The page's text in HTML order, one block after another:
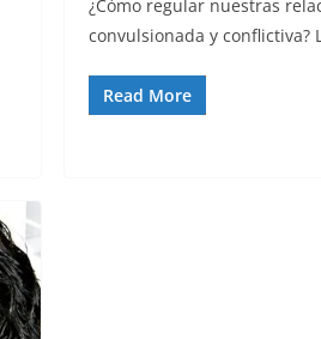
¿Cómo regular nuestras
convulsionada y conflictiva?
Read More